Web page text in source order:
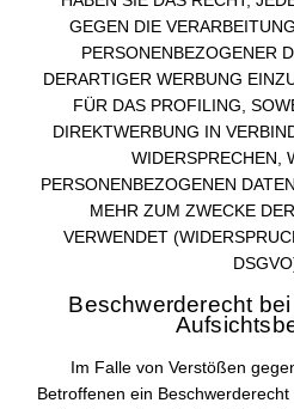
GEGEN DIE
PERSONENBEZOGENER
DERARTIGER WERBUNG
FÜR DAS PROFILING,
DIREKTWERBUNG IN
WIDERSPRECHEN,
PERSONENBEZOGENEN
MEHR ZUM ZWECKE
VERWENDET
Beschwerde­recht
Im Falle von Verstößen
Betroffenen ein